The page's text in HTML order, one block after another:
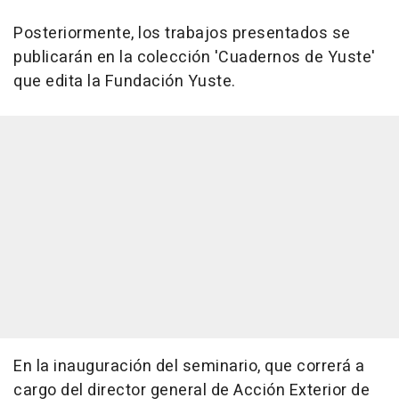
Posteriormente, los trabajos presentados se
publicarán en la colección 'Cuadernos de Yuste'
que edita la Fundación Yuste.
En la inauguración del seminario, que correrá a
cargo del director general de Acción Exterior de